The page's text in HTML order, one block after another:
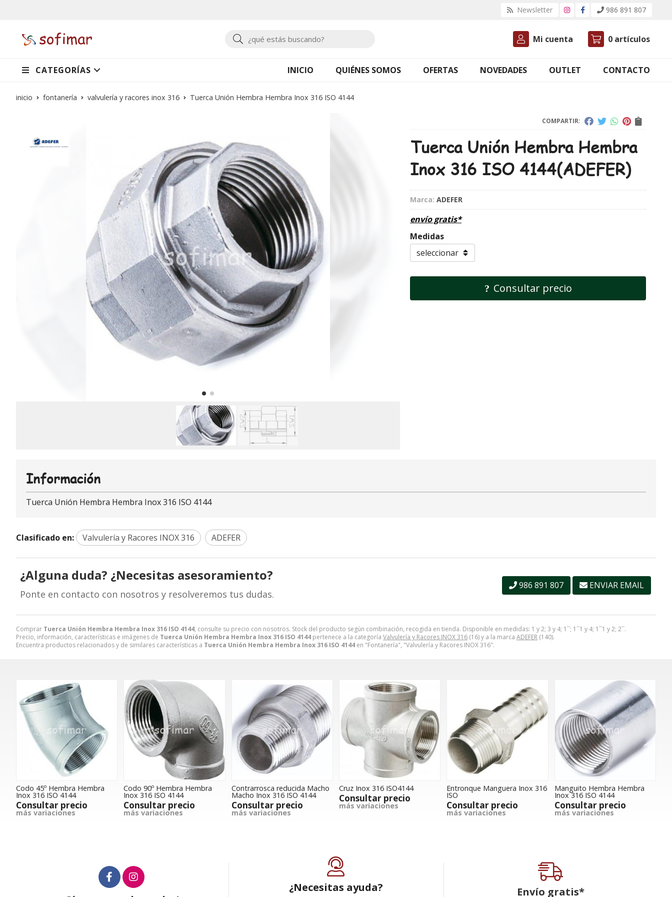
Newsletter 986 891 807
Buscar Mi cuenta 0 artículos
CATEGORÍAS INICIO QUIÉNES SOMOS OFERTAS NOVEDADES OUTLET CONTACTO
inicio fontanería valvulería y racores inox 316 Tuerca Unión Hembra Hembra Inox 316 ISO 4144
COMPARTIR:
Tuerca Unión Hembra Hembra
Inox 316 ISO 4144(ADEFER)
Marca: ADEFER
envío gratis*
Medidas
Consultar precio
Comprar Tuerca Unión Hembra Hembra Inox 316 ISO 4144, consulte su precio con nosotros. Stock del producto según combinación, recogida en tienda. Disponible en medidas: 1 y 2; 3 y 4; 1´´; 1´´1 y 4; 1´´1 y 2; 2´´.
Precio, información, características e imágenes de Tuerca Unión Hembra Hembra Inox 316 ISO 4144 pertenece a la categoría Valvulería y Racores INOX 316 (16) y a la marca ADEFER (140).
Encuentra productos relacionados y de similares características a Tuerca Unión Hembra Hembra Inox 316 ISO 4144 en "Fontanería", "Valvulería y Racores INOX 316".
Información
Tuerca Unión Hembra Hembra Inox 316 ISO 4144
Clasificado en: Valvulería y Racores INOX 316 ADEFER
¿Alguna duda? ¿Necesitas asesoramiento?
Ponte en contacto con nosotros y resolveremos tus dudas.
986 891 807 ENVIAR EMAIL
Codo 45º Hembra Hembra
Inox 316 ISO 4144
Consultar precio
más variaciones
Codo 90º Hembra Hembra
Inox 316 ISO 4144
Consultar precio
más variaciones
Contrarrosca reducida Macho
Macho Inox 316 ISO 4144
Consultar precio
más variaciones
Cruz Inox 316 ISO4144
Consultar precio
más variaciones
Entronque Manguera Inox 316
ISO
Consultar precio
más variaciones
Manguito Hembra Hembra
Inox 316 ISO 4144
Consultar precio
más variaciones
¿Necesitas ayuda? Envío gratis*